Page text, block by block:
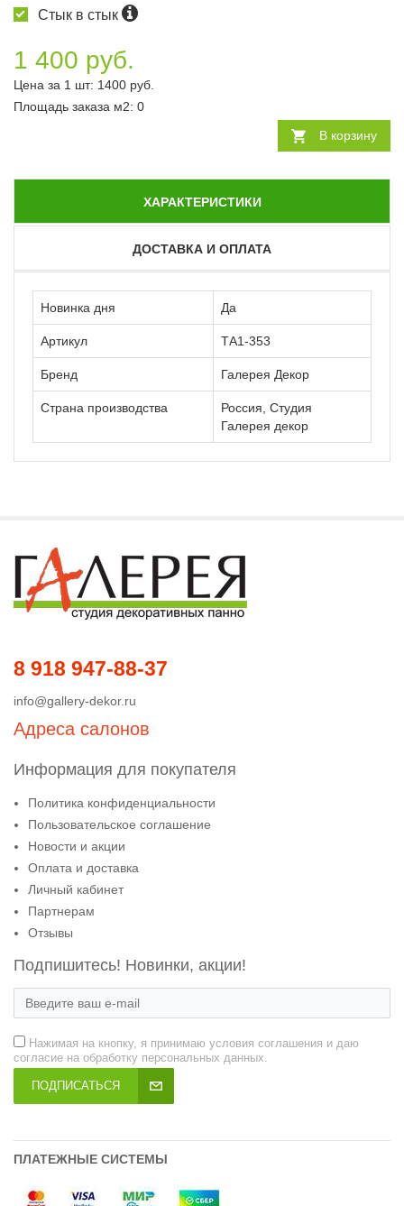
Стык в стык
1 400 руб.
Цена за 1 шт: 1400 руб.
Площадь заказа м2: 0
В корзину
ХАРАКТЕРИСТИКИ
ДОСТАВКА И ОПЛАТА
Новинка дня Да
Артикул ТА1-353
Бренд Галерея Декор
Страна производства
Россия, Студия
Галерея декор
8 918 947-88-37
info@gallery-dekor.ru
Адреса салонов
Информация для покупателя
Политика конфиденциальности
Пользовательское соглашение
Новости и акции
Оплата и доставка
Личный кабинет
Партнерам
Отзывы
Подпишитесь! Новинки, акции!
Нажимая на кнопку, я принимаю условия соглашения и даю
согласие на обработку персональных данных.
ПОДПИСАТЬСЯ
ПЛАТЕЖНЫЕ СИСТЕМЫ